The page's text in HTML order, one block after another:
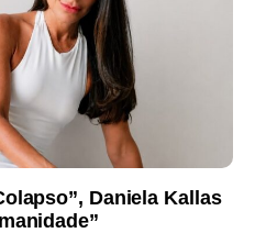
Daniela Kallas